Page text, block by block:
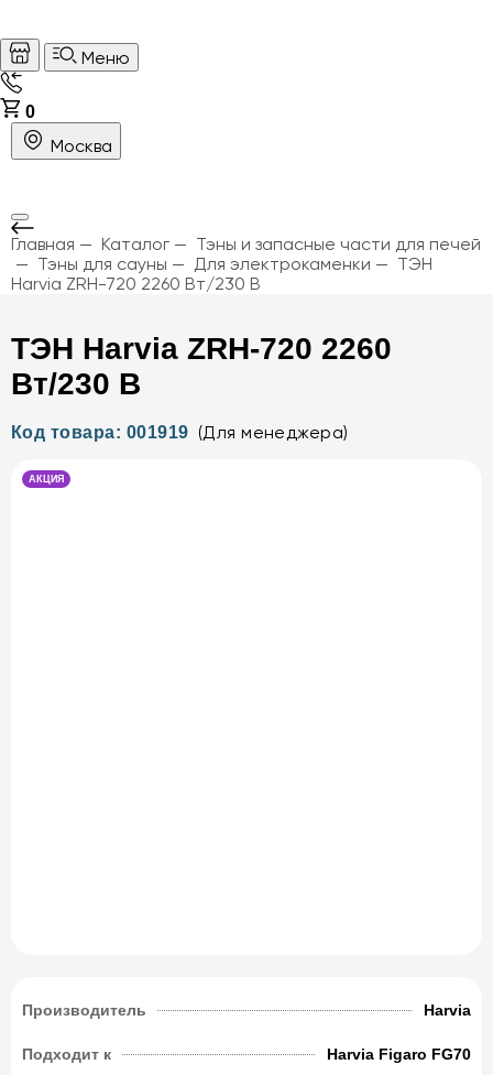
Меню
0
Москва
Главная Каталог
Тэны и запасные части для печей
Тэны для сауны
Для электрокаменки
ТЭН
Harvia ZRH-720 2260 Вт/230 В
ТЭН Harvia ZRH-720 2260
Вт/230 В
Код товара: 001919 (Для менеджера)
АКЦИЯ
Производитель Harvia
Подходит к Harvia Figaro FG70